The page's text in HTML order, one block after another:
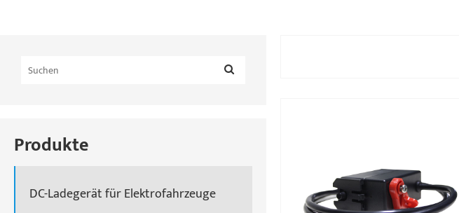
Produkte
DC-Ladegerät für Elektrofahrzeuge